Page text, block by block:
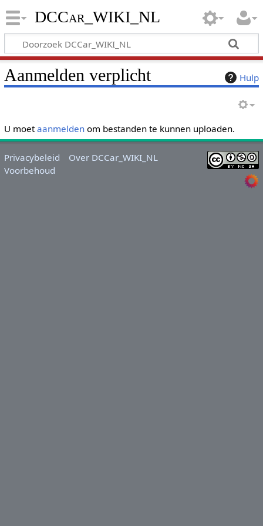
DCCar_WIKI_NL
Hulp
Aanmelden verplicht
U moetaanmeldenom bestanden te kunnen uploaden.
Privacybeleid
Over DCCar_WIKI_NL
Voorbehoud